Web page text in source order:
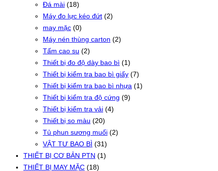
Đá mài (18)
Máy đo lực kéo đứt (2)
may mặc (0)
Máy nén thùng carton (2)
Tấm cao su (2)
Thiết bị đo độ dày bao bì (1)
Thiết bị kiểm tra bao bì giấy (7)
Thiết bị kiểm tra bao bì nhựa (1)
Thiết bị kiểm tra độ cứng (9)
Thiết bị kiểm tra vải (4)
Thiết bị so màu (20)
Tủ phun sương muối (2)
VẬT TƯ BAO BÌ (31)
THIẾT BỊ CƠ BẢN PTN (1)
THIẾT BỊ MAY MẶC (18)